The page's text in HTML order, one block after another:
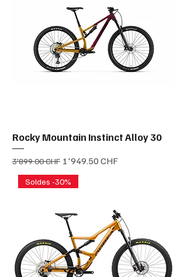
Rocky Mountain Instinct Alloy 30
Prix original
3'899.00 CHF Prix promotionnel
1'949.50 CHF
Soldes -30%